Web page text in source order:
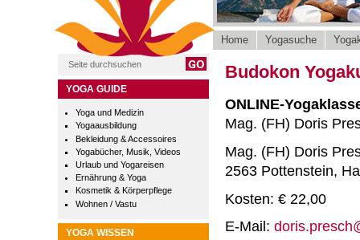
YOGA GUIDE
Yoga und Medizin
Yogaausbildung
Bekleidung & Accessoires
Yogabücher, Musik, Videos
Urlaub und Yogareisen
Ernährung & Yoga
Kosmetik & Körperpflege
Wohnen / Vastu
YOGA WISSEN
Home Yogasuche
Budokon
ONLINE-
Mag. (FH) Doris
Mag. (FH) Doris
2563 Pottenstein,
Kosten: € 22,00
E-Mail: